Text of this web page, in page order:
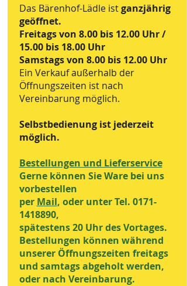
Das Bärenhof-Lädle istganzjährig
geöffnet.
Freitags von 8.00 bis 12.00 Uhr /
15.00 bis 18.00 Uhr
Samstags von 8.00 bis 12.00 Uhr
Ein Verkauf außerhalb der
Öffnungszeiten ist nach
Vereinbarung möglich.
Selbstbedienung ist jederzeit
möglich.
Bestellungen und Lieferservice
Gerne können Sie Ware bei uns
vorbestellen
per Mail, oder unter Tel. 0171-
1418890,
spätestens 20 Uhr des Vortages.
Bestellungen können während
unserer Öffnungszeiten freitags
und samtags abgeholt werden,
oder nach Vereinbarung.